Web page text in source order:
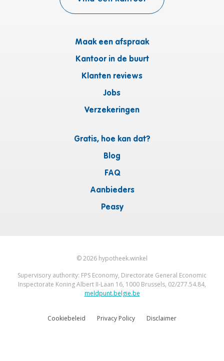
Maak een afspraak
Kantoor in de buurt
Klanten reviews
Jobs
Verzekeringen
Gratis, hoe kan dat?
Blog
FAQ
Aanbieders
Peasy
©2026 hypotheek.winkel
Supervisory authority: FPS Economy, Directorate General Economic
Inspectorate Koning Albert II-Laan 16, 1000 Brussels, 02/277.54.84,
meldpunt.belgie.be
Cookiebeleid Privacy Policy Disclaimer